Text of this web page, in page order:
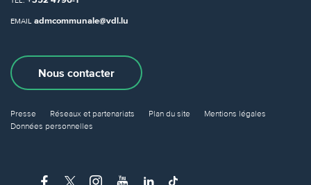
EMAIL admcommunale@vdl.lu
Nous contacter
Presse Réseaux et partenariats Plan du site
Mentions légales
Données personnelles